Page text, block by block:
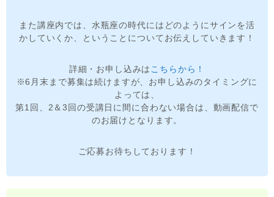
また講座内では、水瓶座の時代にはどのようにサインを活
かしていくか、ということについてお伝えしていきます！
詳細・お申し込みは こちらから！
※6月末まで募集は続けますが、お申し込みのタイミングに
よっては、
第1回、2＆3回の受講日に間に合わない場合は、動画配信で
のお届けとなります。
ご応募お待ちしております！